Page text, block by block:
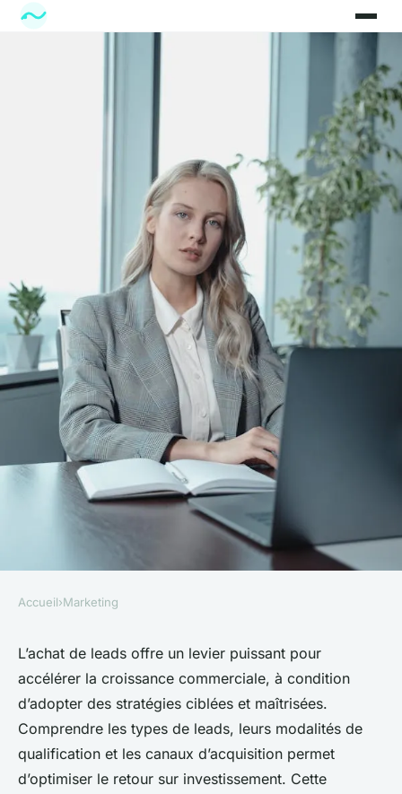
Achat de leads : stratégies
pour une acquisition rentable
Éléna•15 juin 2025•5 min de lecture
Accueil›Marketing
L’achat de leads offre un levier puissant pour
accélérer la croissance commerciale, à condition
d’adopter des stratégies ciblées et maîtrisées.
Comprendre les types de leads, leurs modalités de
qualification et les canaux d’acquisition permet
d’optimiser le retour sur investissement. Cette